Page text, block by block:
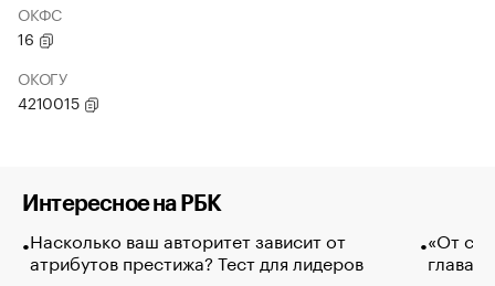
ОКФС
16
ОКОГУ
4210015
Интересное на РБК
Насколько ваш авторитет зависит от
атрибутов престижа? Тест для лидеров
«От
глава